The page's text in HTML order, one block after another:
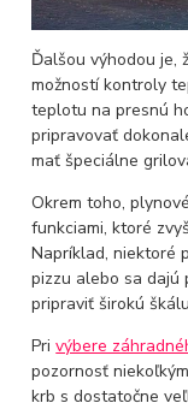
Ďalšou výhodou je,
možností kontroly
teplotu na presnú
pripravovať
mať špeciálne
Okrem toho,
funkciami, ktoré
Napríklad, niektoré
pizzu alebo sa dajú
pripraviť širokú
Privýbere
pozornosť
krb s dostatočne